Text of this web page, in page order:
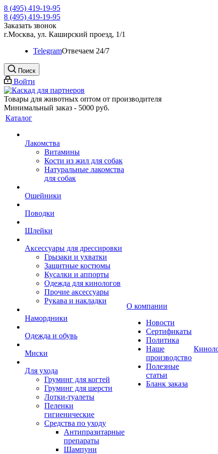
8 (495) 419-19-95
8 (495) 419-19-95
Заказать звонок
г.Москва, ул. Каширский проезд, 1/1
TelegramOтвечаем 24/7
Поиск
Войти
Товары для животных оптом от производителя
Минимальный заказ - 5000 руб.
Каталог
Лакомства
Витамины
Кости из жил для собак
Натуральные лакомства
для собак
Ошейники
Поводки
Шлейки
Аксессуары для дрессировки
Грызаки и ухватки
Защитные костюмы
Кусалки и аппорты
Одежда для кинологов
Прочие аксессуары
Рукава и накладки
Намордники
Одежда и обувь
Миски
Для ухода
Груминг для когтей
Груминг для шерсти
Лотки-туалеты
Пеленки
гигиенические
Средства по уходу
Антипразитарные
препараты
Шампуни
О компании
Новости
Сертификаты
Политика
Наше
производство
Полезные
статьи
Бланк заказа